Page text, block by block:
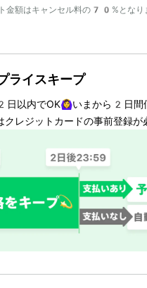
額はキャンセル料の70%となり
ライスキープ
日以内でOK🙆‍♀️いまから 2 日間
クレジットカードの事前登録が